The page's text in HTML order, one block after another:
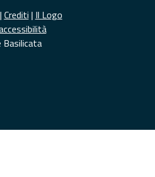
Crediti | Il Logo